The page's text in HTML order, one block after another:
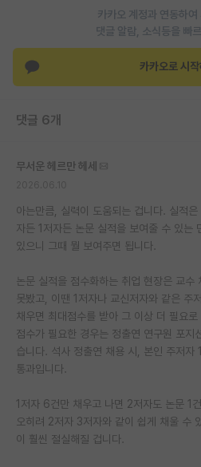
인문사회 계열 게시판
특수/전문대학원 게시판
반도체/AI 게시판
장학금/장학생 게시판
커리어
유학교육
이벤트
반도체 아카데미
재팬라운지 🌸
카카오 계정과 연동하여
댓글 알람, 소식등을 빠
카카오로 시작
댓글 6개
무서운 헤르만 헤세
아는만큼, 실력이 도움되는 겁니다. 실적
자든 1저자든 논문 실적을 보여줄 수 있는
있으니 그때 뭘 보여주면 됩니다.
논문 실적을 점수화하는 취업 현장은 교수
못봤고, 이땐 1저자나 교신저자와 같은 주
채우면 최대점수를 받아 그 이상 더 필요
점수가 필요한 경우는 정출연 연구원 포지
습니다. 석사 정출연 채용 시, 본인 주저자
통과입니다.
1저자 6건만 채우고 나면 2저자도 논문 1
오히려 2저자 3저자와 같이 쉽게 채울 수
이 훨씬 절실해질 겁니다.